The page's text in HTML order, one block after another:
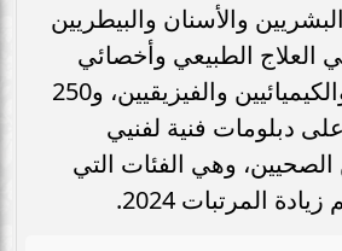
البشريين والأسنان والبيطريين
العلاج الطبيعي وأخصائي
التمريض العالي والكيميائيين والفيزيقيين، و250
دبلومات فنية لفنيي
الصحيين، وهي الفئات التي
المرتبات 2024.